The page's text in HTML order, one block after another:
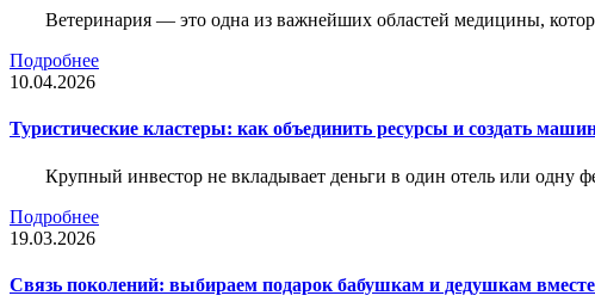
Ветеринария — это одна из важнейших областей медицины,
Подробнее
10.04.2026
Туристические кластеры: как объединить ресурсы и создать
Крупный инвестор не вкладывает деньги в один отель или одну
Подробнее
19.03.2026
Связь поколений: выбираем подарок бабушкам и дедушкам